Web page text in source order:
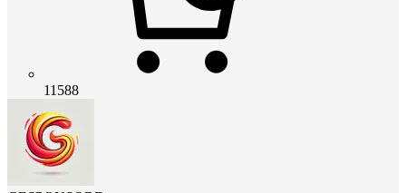
11588